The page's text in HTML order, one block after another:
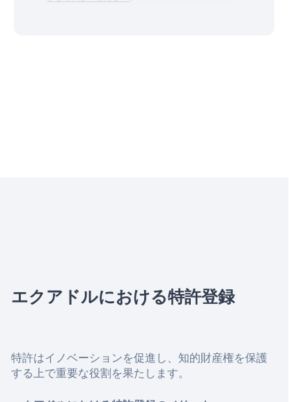
エクアドルにおける特許登録
特許はイノベーションを促進し、知的財産権を保護
する上で重要な役割を果たします。